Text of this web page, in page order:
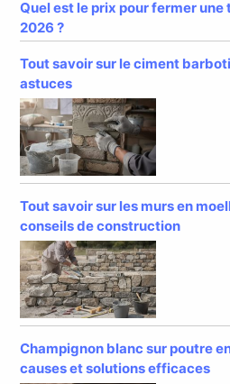
Quel est le prix pour fermer
2026 ?
Tout savoir sur le ciment
astuces
Tout savoir sur les murs en
conseils de construction
Champignon blanc sur poutre
causes et solutions efficaces